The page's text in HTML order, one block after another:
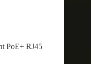
PoE+ RJ45